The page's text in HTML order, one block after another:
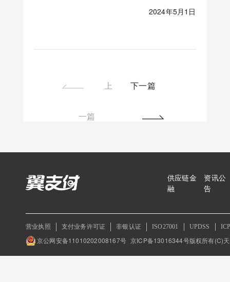
2024年5月1日
上
一篇
下一篇
供应链金
融
资讯公
告
营业执照 支付业务许可证 非银认证 ISO27001 UPDSS
京公网安备11010202008167号 京ICP备13016344号版权所有(C)